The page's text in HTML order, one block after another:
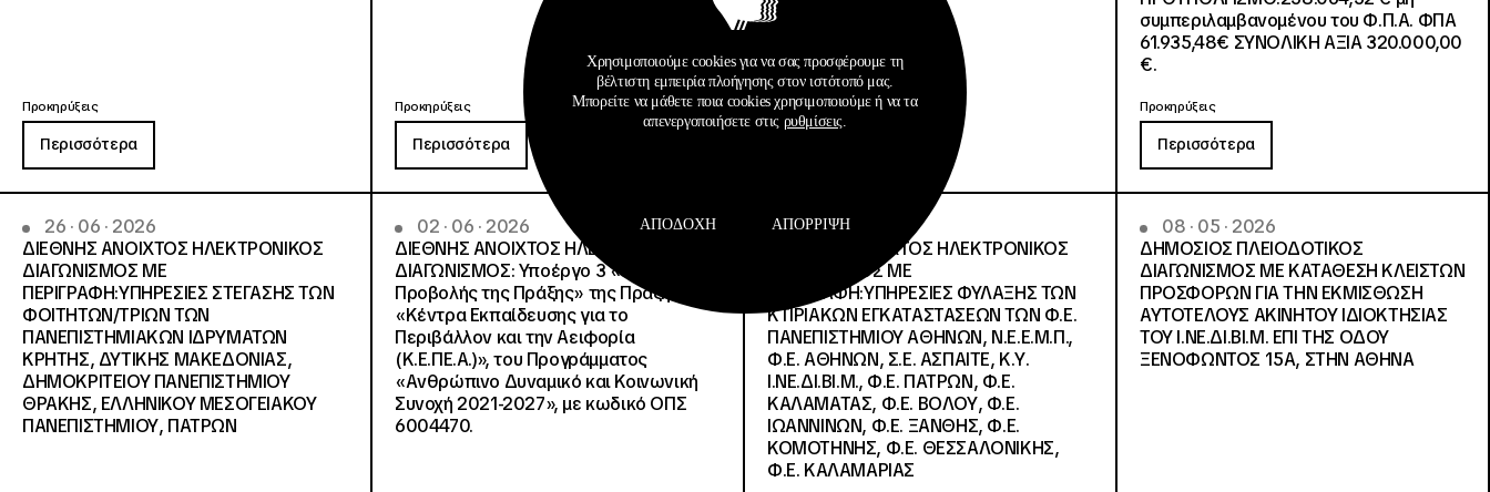
Προκηρύξεις
Περισσότερα
Προκηρύξεις
Περισσότερα
Προκηρύξεις
συμπεριλαμβανομένου του Φ.Π.Α. ΦΠΑ
61.935,48€ ΣΥΝΟΛΙΚΗ ΑΞΙΑ 320.000,00
€.
Προκηρύξεις
Περισσότερα
26 · 06 · 2026
ΔΙΕΘΝΗΣ ΑΝΟΙΧΤΟΣ ΗΛΕΚΤΡΟΝΙΚΟΣ
ΔΙΑΓΩΝΙΣΜΟΣ ΜΕ
ΠΕΡΙΓΡΑΦΗ:ΥΠΗΡΕΣΙΕΣ ΣΤΕΓΑΣΗΣ ΤΩΝ
ΦΟΙΤΗΤΩΝ/ΤΡΙΩΝ ΤΩΝ
ΠΑΝΕΠΙΣΤΗΜΙΑΚΩΝ ΙΔΡΥΜΑΤΩΝ
KΡΗΤΗΣ, ΔΥΤΙΚΗΣ ΜΑΚΕΔΟΝΙΑΣ,
ΔΗΜΟΚΡΙΤΕΙΟΥ ΠΑΝΕΠΙΣΤΗΜΙΟΥ
ΘΡΑΚΗΣ, ΕΛΛΗΝΙΚΟΥ ΜΕΣΟΓΕΙΑΚΟΥ
ΠΑΝΕΠΙΣΤΗΜΙΟΥ, ΠΑΤΡΩΝ
02 · 06 · 2026
ΔΙΕΘΝΗΣ ΑΝΟΙΧΤΟΣ ΗΛΕΚΤΡΟΝΙΚΟΣ
ΔΙΑΓΩΝΙΣΜΟΣ: Υποέργο 3 «Υλικό
Προβολής της Πράξης» της Πράξης
«Κέντρα Εκπαίδευσης για το
Περιβάλλον και την Αειφορία
(Κ.Ε.ΠΕ.Α.)», του Προγράμματος
«Ανθρώπινο Δυναμικό και Κοινωνική
Συνοχή 2021-2027», με κωδικό ΟΠΣ
6004470.
26 · 05 · 2026
ΔΙΕΘΝΗΣ ΑΝΟΙΧΤΟΣ ΗΛΕΚΤΡΟΝΙΚΟΣ
ΔΙΑΓΩΝΙΣΜΟΣ ΜΕ
ΠΕΡΙΓΡΑΦΗ:ΥΠΗΡΕΣΙΕΣ ΦΥΛΑΞΗΣ ΤΩΝ
ΚΤΙΡΙΑΚΩΝ ΕΓΚΑΤΑΣΤΑΣΕΩΝ ΤΩΝ Φ.Ε.
ΠΑΝΕΠΙΣΤΗΜΙΟΥ ΑΘΗΝΩΝ, Ν.Ε.Ε.Μ.Π.,
Φ.Ε. ΑΘΗΝΩΝ, Σ.Ε. ΑΣΠΑΙΤΕ, Κ.Υ.
Ι.ΝΕ.ΔΙ.ΒΙ.Μ., Φ.Ε. ΠΑΤΡΩΝ, Φ.Ε.
ΚΑΛΑΜΑΤΑΣ, Φ.Ε. ΒΟΛΟΥ, Φ.Ε.
ΙΩΑΝΝΙΝΩΝ, Φ.Ε. ΞΑΝΘΗΣ, Φ.Ε.
ΚΟΜΟΤΗΝΗΣ, Φ.Ε. ΘΕΣΣΑΛΟΝΙΚΗΣ,
Φ.Ε. ΚΑΛΑΜΑΡΙΑΣ
08 · 05 · 2026
ΔΗΜΟΣΙΟΣ ΠΛΕΙΟΔΟΤΙΚΟΣ
ΔΙΑΓΩΝΙΣΜΟΣ ΜΕ ΚΑΤΑΘΕΣΗ ΚΛΕΙΣΤΩΝ
ΠΡΟΣΦΟΡΩΝ ΓΙΑ ΤΗΝ ΕΚΜΙΣΘΩΣΗ
ΑΥΤΟΤΕΛΟΥΣ ΑΚΙΝΗΤΟΥ ΙΔΙΟΚΤΗΣΙΑΣ
ΤΟΥ Ι.ΝΕ.ΔΙ.ΒΙ.Μ. ΕΠΙ ΤΗΣ ΟΔΟΥ
ΞΕΝΟΦΩΝΤΟΣ 15Α, ΣΤΗΝ ΑΘΗΝΑ
Χρησιμοποιούμε cookies για να σας προσφέρουμε τη
βέλτιστη εμπειρία πλοήγησης στον ιστότοπό μας.
Μπορείτε να μάθετε ποια cookies χρησιμοποιούμε ή να τα
απενεργοποιήσετε στις ρυθμίσεις
ΑΠΟΔΟΧΉ ΑΠΌΡΡΙΨΗ